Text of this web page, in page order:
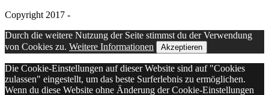
Copyright 2017 -
Durch die weitere Nutzung der Seite stimmst du der Verwendung
von Cookies zu. Weitere Informationen Akzeptieren
Die Cookie-Einstellungen auf dieser Website sind auf "Cookies
zulassen" eingestellt, um das beste Surferlebnis zu ermöglichen.
Wenn du diese Website ohne Änderung der Cookie-Einstellungen